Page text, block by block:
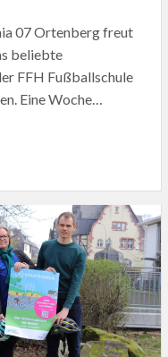
07 Ortenberg freut
beliebte
FFH Fußballschule
Eine Woche…